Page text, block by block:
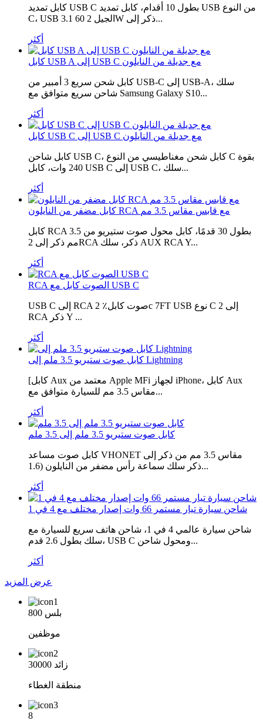
كابل تمديد USB C بطول 10 أقدام، كابل تمديد USB من النوع
C، USB 3.1 الجيل 2 60W ذكر إلى...
أكثر
كابل USB A إلى USB C مع جديلة من النايلون
كابل شحن سريع 3 أمبير من USB-C إلى USB-A، سلك
شاحن سريع متوافق مع Samsung Galaxy S10...
أكثر
كابل USB C إلى USB C مع جديلة من النايلون
كابل شاحن USB C، كابل شحن مغناطيسي من النوع C بقوة
240 وات، كابل USB C إلى USB C، سلك...
أكثر
كابل مضفر من النايلون RCA مع قابس مقاس 3.5 مم
كابل RCA بطول 30 قدمًا، كابل محول صوت ستيريو من 3.5
مم ذكر إلى 2RCA ذكر، سلك AUX RCA Y...
أكثر
RCA الصوت كابل مع USB C
USB C إلى RCA صوت كابل٪ 2c 7FT USB نوع C إلى 2
RCA ذكر Y ...
أكثر
كابل صوت ستيريو 3.5 ملم إلى Lightning
[كابل Aux معتمد من Apple MFi لجهاز iPhone، كابل Aux
مقاس 3.5 مم للسيارة متوافق مع...
أكثر
كابل صوت ستيريو 3.5 ملم إلى 3.5 ملم
كابل صوت مساعد VHONET مقاس 3.5 مم من ذكر إلى
ذكر سلك سماعة رأس مضفر من النايلون (1.6...
أكثر
شاحن سيارة تيار مستمر 66 وات إصدار مختلف مع 4 في 1
شاحن سيارة عالمي 4 في 1، شاحن هاتف سريع للسيارة مع
سلك بطول 2.6 قدم، USB C ومحول شاحن...
أكثر
عرض المزيد
800 بلس
موظفين
30000 زائد
منطقة الغطاء
8